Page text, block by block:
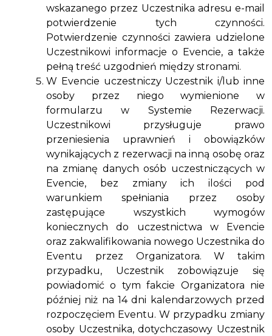
wskazanego przez Uczestnika adresu e-mail
potwierdzenie tych czynności.
Potwierdzenie czynności zawiera udzielone
Uczestnikowi informacje o Evencie, a także
pełną treść uzgodnień między stronami.
W Evencie uczestniczy Uczestnik i/lub inne
osoby przez niego wymienione w
formularzu w Systemie Rezerwacji.
Uczestnikowi przysługuje prawo
przeniesienia uprawnień i obowiązków
wynikających z rezerwacji na inną osobę oraz
na zmianę danych osób uczestniczących w
Evencie, bez zmiany ich ilości pod
warunkiem spełniania przez osoby
zastępujące wszystkich wymogów
koniecznych do uczestnictwa w Evencie
oraz zakwalifikowania nowego Uczestnika do
Eventu przez Organizatora. W takim
przypadku, Uczestnik zobowiązuje się
powiadomić o tym fakcie Organizatora nie
później niż na 14 dni kalendarzowych przed
rozpoczęciem Eventu. W przypadku zmiany
osoby Uczestnika, dotychczasowy Uczestnik